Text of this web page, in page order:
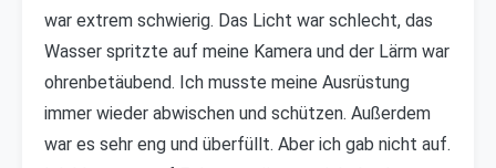
war extrem schwierig. Das Licht war schlecht, das
Wasser spritzte auf meine Kamera und der Lärm war
ohrenbetäubend. Ich musste meine Ausrüstung
immer wieder abwischen und schützen. Außerdem
war es sehr eng und überfüllt. Aber ich gab nicht auf.